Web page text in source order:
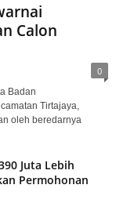
Calon
0
Badan
Tirtajaya,
oleh beredarnya
Juta Lebih
Permohonan